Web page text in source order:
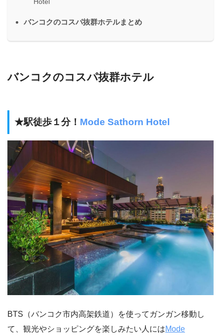
バンコクのコスパ抜群ホテルまとめ
バンコクのコスパ抜群ホテル
★駅徒歩１分！ Mode Sathorn Hotel
BTS（バンコク市内高架鉄道）を使ってガンガン移動し
て、観光やショッピングを楽しみたい人にはMode